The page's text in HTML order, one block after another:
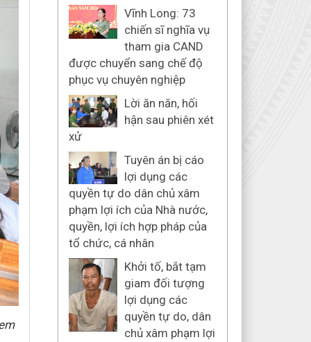
Vĩnh Long: 73
chiến sĩ nghĩa vụ
tham gia CAND
được chuyển sang chế độ
phục vụ chuyên nghiệp
Lời ăn năn, hối
hận sau phiên xét
xử
Tuyên án bị cáo
lợi dụng các
quyền tự do dân chủ xâm
phạm lợi ích của Nhà nước,
quyền, lợi ích hợp pháp của
tổ chức, cá nhân
Khởi tố, bắt tạm
giam đối tượng
lợi dụng các
quyền tự do, dân
chủ xâm phạm lợi